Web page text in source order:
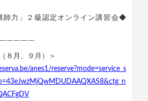
力」２級認定オンライン講習会◆
￣￣￣￣
８月、９月）＞
anes1/reserve?mode=service_s